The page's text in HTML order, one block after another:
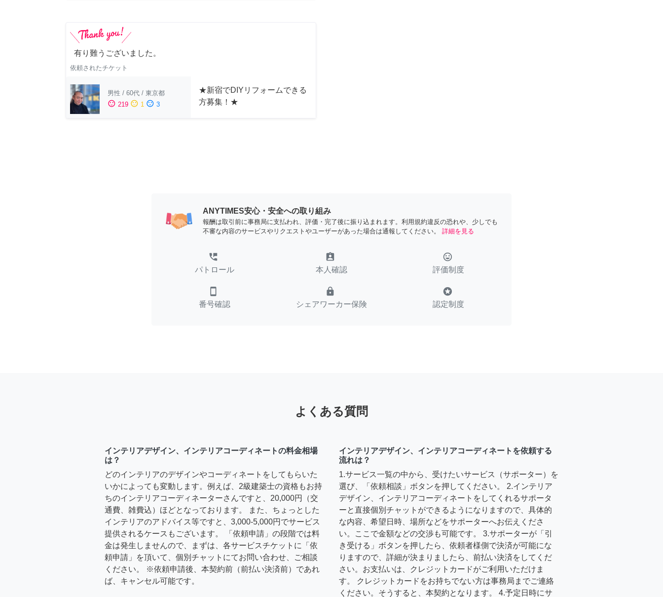
有り難うございました。
依頼されたチケット
男性 / 60代 / 東京都
sentiment_satisfied 219 sentiment_neutral 1 sentiment_dissatisfied 3
★新宿でDIYリフォームできる
方募集！★
ANYTIMES安心・安全への取り組み
報酬は取引前に事務局に支払われ、評価・完了後に振り込まれます。利用規約違反の恐れや、少しでも
不審な内容のサービスやリクエストやユーザーがあった場合は通報してください。
詳細を見る
perm_phone_msg
パトロール
assignment_ind
本人確認
tag_faces
評価制度
smartphone
番号確認
lock
シェアワーカー保険
stars
認定制度
よくある質問
インテリアデザイン、インテリアコーディネートの料金相場
は？
どのインテリアのデザインやコーディネートをしてもらいた
いかによっても変動します。例えば、2級建築士の資格もお持
ちのインテリアコーディネーターさんですと、20,000円（交
通費、雑費込）ほどとなっております。 また、ちょっとした
インテリアのアドバイス等ですと、3,000-5,000円でサービス
提供されるケースもございます。 「依頼申請」の段階では料
金は発生しませんので、まずは、各サービスチケットに「依
頼申請」を頂いて、個別チャットにてお問い合わせ、ご相談
ください。 ※依頼申請後、本契約前（前払い決済前）であれ
ば、キャンセル可能です。
インテリアデザイン、インテリアコーディネートを依頼する
流れは？
1.サービス一覧の中から、受けたいサービス（サポーター）を
選び、「依頼相談」ボタンを押してください。 2.インテリア
デザイン、インテリアコーディネートをしてくれるサポータ
ーと直接個別チャットができるようになりますので、具体的
な内容、希望日時、場所などをサポーターへお伝えくださ
い。ここで金額などの交渉も可能です。 3.サポーターが「引
き受ける」ボタンを押したら、依頼者様側で決済が可能にな
りますので、詳細が決まりましたら、前払い決済をしてくだ
さい。お支払いは、クレジットカードがご利用いただけま
す。 クレジットカードをお持ちでない方は事務局までご連絡
ください。そうすると、本契約となります。 4.予定日時にサ